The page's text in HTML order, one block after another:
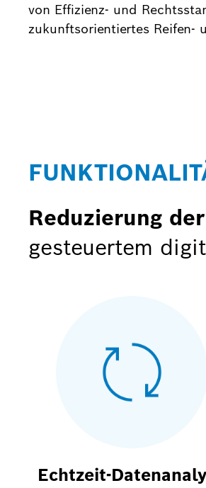
von Effizienz- und
zukunftsorientiertes Reifen-
Reduzierung
gesteuertem
Echtzeit-